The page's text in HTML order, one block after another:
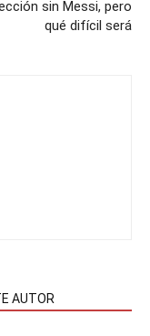
sin Messi, pero
qué difícil será
AUTOR